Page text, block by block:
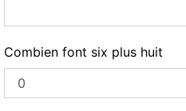
Combien font six plus huit